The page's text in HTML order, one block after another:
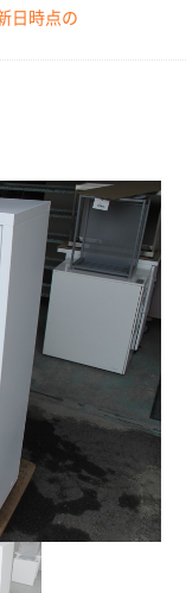
日時点の